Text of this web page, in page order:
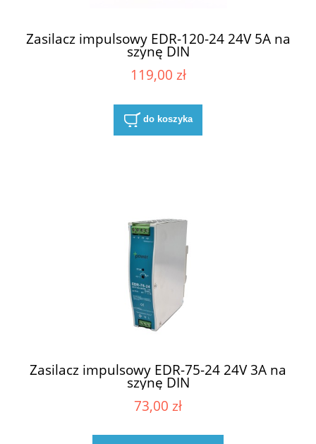
Zasilacz impulsowy EDR-120-24 24V 5A na
szynę DIN
119,00 zł
do koszyka
Zasilacz impulsowy EDR-75-24 24V 3A na
szynę DIN
73,00 zł